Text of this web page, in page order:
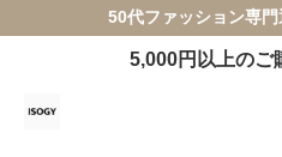
50代ファッション専門
5,000円以上のご